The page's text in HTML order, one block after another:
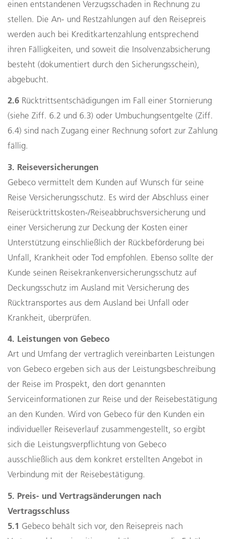
einen entstandenen Verzugsschaden in Rechnung zu
stellen. Die An- und Restzahlungen auf den Reisepreis
werden auch bei Kreditkartenzahlung entsprechend
ihren Fälligkeiten, und soweit die Insolvenzabsicherung
besteht (dokumentiert durch den Sicherungsschein),
abgebucht.
2.6 Rücktrittsentschädigungen im Fall einer Stornierung
(siehe Ziff. 6.2 und 6.3) oder Umbuchungsentgelte (Ziff.
6.4) sind nach Zugang einer Rechnung sofort zur Zahlung
fällig.
3. Reiseversicherungen
Gebeco vermittelt dem Kunden auf Wunsch für seine
Reise Versicherungsschutz. Es wird der Abschluss einer
Reiserücktrittskosten-/Reiseabbruchsversicherung und
einer Versicherung zur Deckung der Kosten einer
Unterstützung einschließlich der Rückbeförderung bei
Unfall, Krankheit oder Tod empfohlen. Ebenso sollte der
Kunde seinen Reisekrankenversicherungsschutz auf
Deckungsschutz im Ausland mit Versicherung des
Rücktransportes aus dem Ausland bei Unfall oder
Krankheit, überprüfen.
4. Leistungen von Gebeco
Art und Umfang der vertraglich vereinbarten Leistungen
von Gebeco ergeben sich aus der Leistungsbeschreibung
der Reise im Prospekt, den dort genannten
Serviceinformationen zur Reise und der Reisebestätigung
an den Kunden. Wird von Gebeco für den Kunden ein
individueller Reiseverlauf zusammengestellt, so ergibt
sich die Leistungsverpflichtung von Gebeco
ausschließlich aus dem konkret erstellten Angebot in
Verbindung mit der Reisebestätigung.
5. Preis- und Vertragsänderungen nach
Vertragsschluss
5.1 Gebeco behält sich vor, den Reisepreis nach